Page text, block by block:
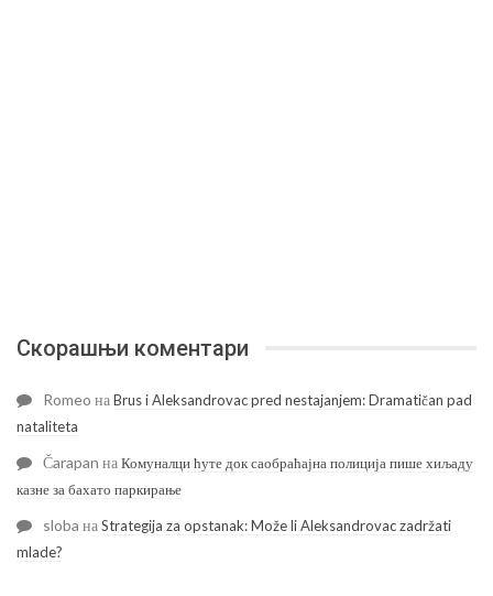
Скорашњи коментари
Romeo наBrus i Aleksandrovac pred nestajanjem: Dramatičan pad
nataliteta
Čarapan наКомуналци ћуте док саобраћајна полиција пише хиљаду
казне за бахато паркирање
sloba наStrategija za opstanak: Može li Aleksandrovac zadržati
mlade?